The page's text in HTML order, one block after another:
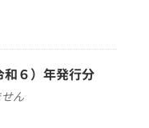
６）年発行分
ん